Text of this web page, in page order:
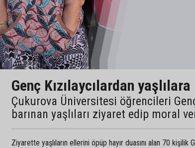
Genç Kızılaycılardan
Çukurova Üniversitesi öğrencileri
barınan yaşlıları ziyaret edip moral
Ziyarette yaşlıların ellerini öpüp hayır duasını alan 70 kişilik